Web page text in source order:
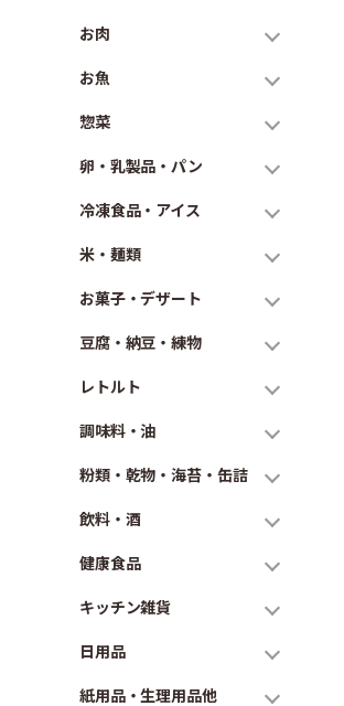
お肉
お魚
惣菜
卵・乳製品・パン
冷凍食品・アイス
米・麺類
お菓子・デザート
豆腐・納豆・練物
レトルト
調味料・油
粉類・乾物・海苔・缶詰
飲料・酒
健康食品
キッチン雑貨
日用品
紙用品・生理用品他